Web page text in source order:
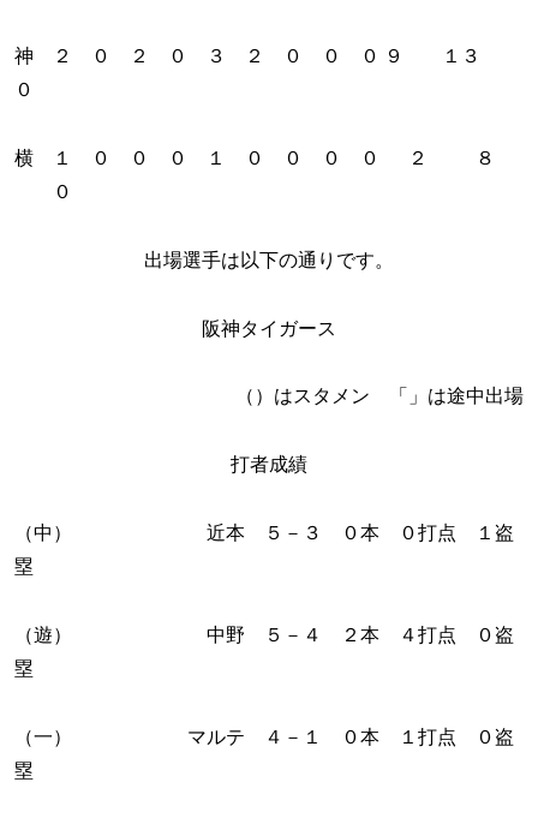
神 ２ ０ ２ ０ ３ ２ ０ ０ ０ ９ １３
０
横 １ ０ ０ ０ １ ０ ０ ０ ０ ２ ８
０
出場選手は以下の通りです。
阪神タイガース
（）はスタメン 「」は途中出場
打者成績
（中） 近本 ５－３ ０本 ０打点 １盗
塁
（遊） 中野 ５－４ ２本 ４打点 ０盗
塁
（一） マルテ ４－１ ０本 １打点 ０盗
塁